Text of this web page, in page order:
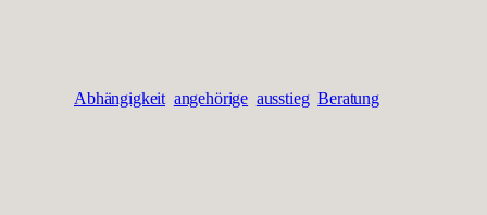
Abhängigkeit angehörige ausstieg Beratung